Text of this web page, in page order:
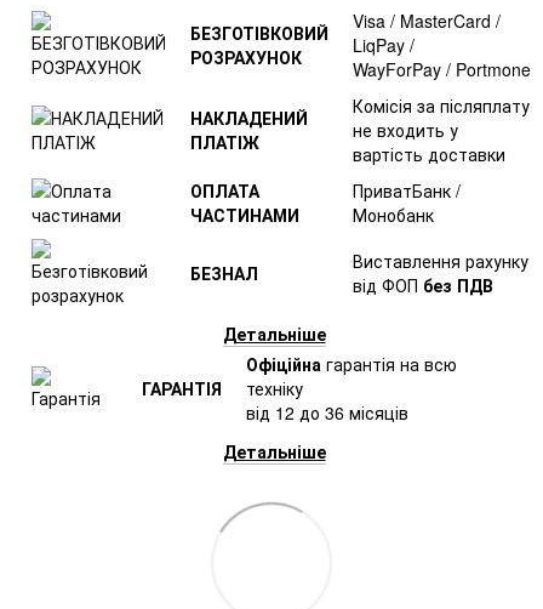
БЕЗГОТІВКОВИЙ
РОЗРАХУНОК
Visa / MasterCard /
LiqPay /
WayForPay / Portmone
НАКЛАДЕНИЙ
ПЛАТІЖ
Комісія за післяплату
не входить у
вартість доставки
ОПЛАТА
ЧАСТИНАМИ
ПриватБанк /
Монобанк
БЕЗНАЛ
Виставлення рахунку
від ФОП без ПДВ
Детальніше
ГАРАНТІЯ
Офіційна гарантія на всю
техніку
від 12 до 36 місяців
Детальніше